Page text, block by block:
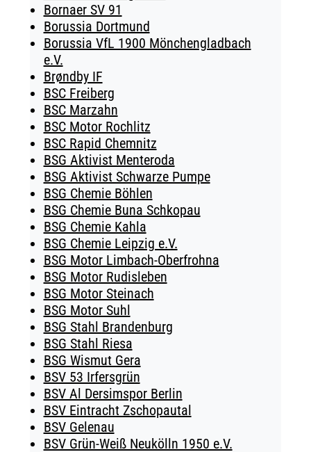
Bornaer SV 91
Borussia Dortmund
Borussia VfL 1900 Mönchengladbach
e.V.
Brøndby IF
BSC Freiberg
BSC Marzahn
BSC Motor Rochlitz
BSC Rapid Chemnitz
BSG Aktivist Menteroda
BSG Aktivist Schwarze Pumpe
BSG Chemie Böhlen
BSG Chemie Buna Schkopau
BSG Chemie Kahla
BSG Chemie Leipzig e.V.
BSG Motor Limbach-Oberfrohna
BSG Motor Rudisleben
BSG Motor Steinach
BSG Motor Suhl
BSG Stahl Brandenburg
BSG Stahl Riesa
BSG Wismut Gera
BSV 53 Irfersgrün
BSV Al Dersimspor Berlin
BSV Eintracht Zschopautal
BSV Gelenau
BSV Grün-Weiß Neukölln 1950 e.V.